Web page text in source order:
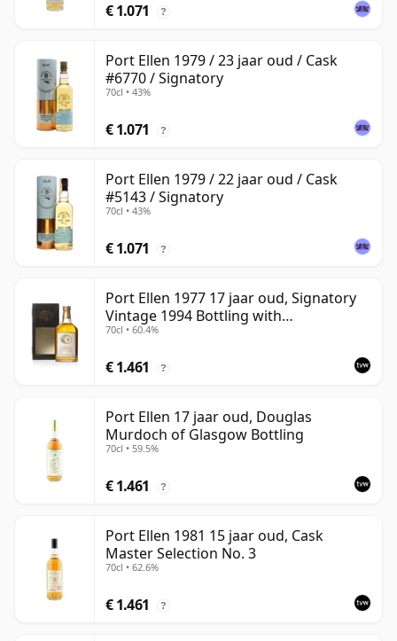
€ 1.071 ?
Port Ellen 1979 / 23 jaar oud / Cask
#6770 / Signatory
70cl • 43%
€ 1.071 ?
Port Ellen 1979 / 22 jaar oud / Cask
#5143 / Signatory
70cl • 43%
€ 1.071 ?
Port Ellen 1977 17 jaar oud, Signatory
Vintage 1994 Bottling with
Presentation Box - Cask 5560
70cl • 60.4%
€ 1.461 ?
Port Ellen 17 jaar oud, Douglas
Murdoch of Glasgow Bottling
70cl • 59.5%
€ 1.461 ?
Port Ellen 1981 15 jaar oud, Cask
Master Selection No. 3
70cl • 62.6%
€ 1.461 ?